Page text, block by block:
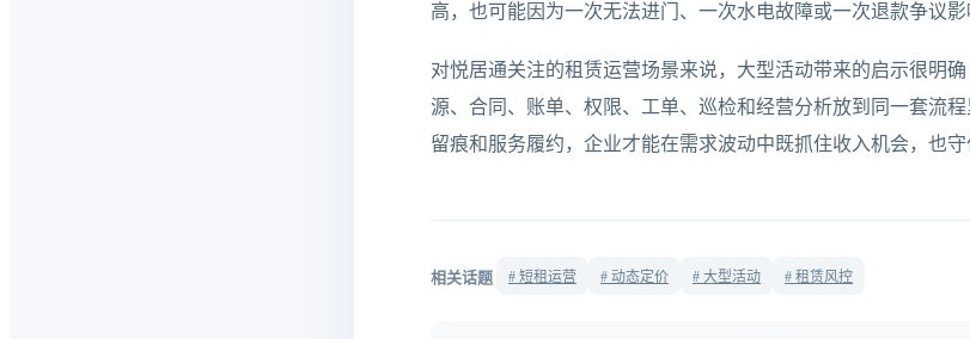
高，也可能因为一次无法进门、一次水电故障或一次退款争议影
对悦居通关注的租赁运营场景来说，大型活动带来的启示很明
源、合同、账单、权限、工单、巡检和经营分析放到同一套流
留痕和服务履约，企业才能在需求波动中既抓住收入机会，也守
相关话题 # 短租运营 # 动态定价 # 大型活动 # 租赁风控